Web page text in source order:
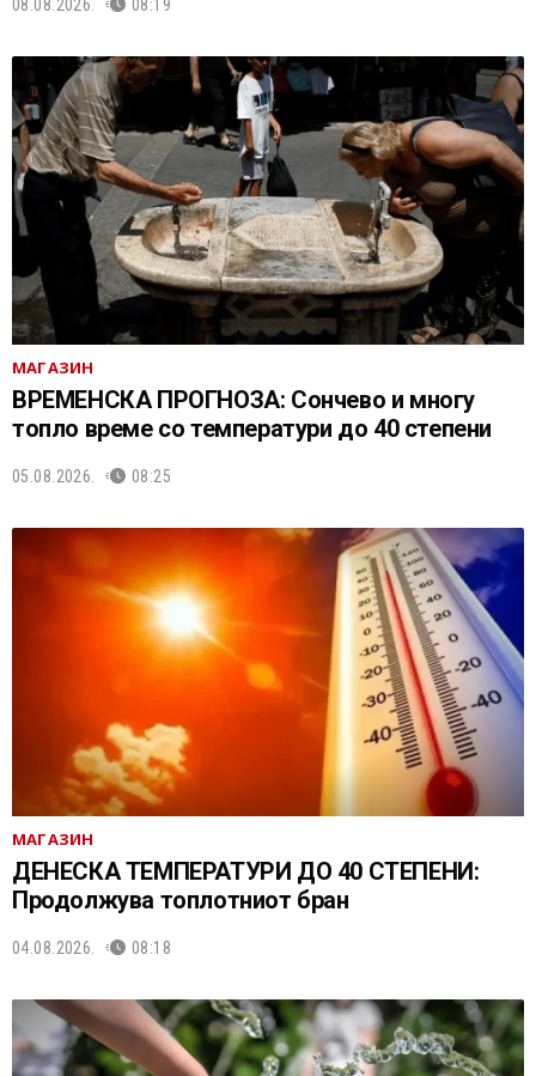
08.08.2026. 08:19
МАГАЗИН
ВРЕМЕНСКА ПРОГНОЗА: Сончево и многу
топло време со температури до 40 степени
05.08.2026. 08:25
МАГАЗИН
ДЕНЕСКА ТЕМПЕРАТУРИ ДО 40 СТЕПЕНИ:
Продолжува топлотниот бран
04.08.2026. 08:18